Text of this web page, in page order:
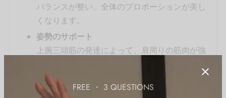
FREE ・ 3 QUESTIONS
バランスが整い、全体のプロポーションが美し
くなります。
姿勢のサポート
上腕三頭筋の発達によって、肩周りの筋肉が強
安定性が増し、良好な体のアライメントが促進
されます。